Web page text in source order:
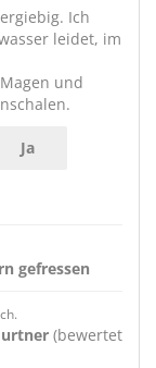
Ich
leidet, im
und
Ja
gefressen
(bewertet